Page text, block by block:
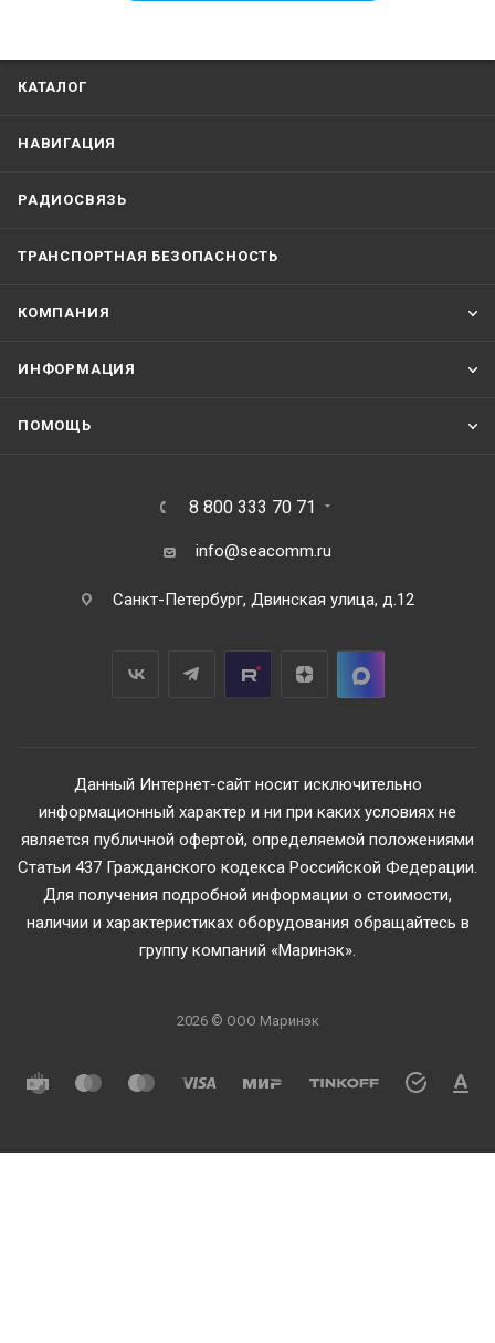
КАТАЛОГ
НАВИГАЦИЯ
РАДИОСВЯЗЬ
ТРАНСПОРТНАЯ БЕЗОПАСНОСТЬ
КОМПАНИЯ
ИНФОРМАЦИЯ
ПОМОЩЬ
8 800 333 70 71
info@seacomm.ru
Санкт-Петербург, Двинская улица, д.12
Данный Интернет-сайт носит исключительно
информационный характер и ни при каких условиях не
является публичной офертой, определяемой положениями
Статьи 437 Гражданского кодекса Российской Федерации.
Для получения подробной информации о стоимости,
наличии и характеристиках оборудования обращайтесь в
группу компаний «Маринэк».
2026 © ООО Маринэк